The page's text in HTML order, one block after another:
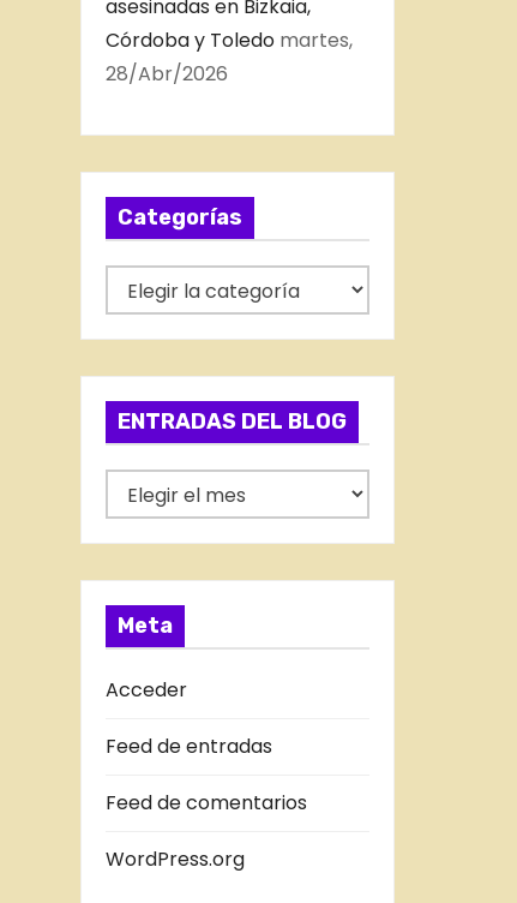
asesinadas en Bizkaia,
Córdoba y Toledo martes,
28/Abr/2026
Categorías
a
t
e
o
í
a
s
ENTRADAS DEL BLOG
N
T
R
D
A
D
B
Meta
Acceder
Feed de entradas
Feed de comentarios
WordPress.org